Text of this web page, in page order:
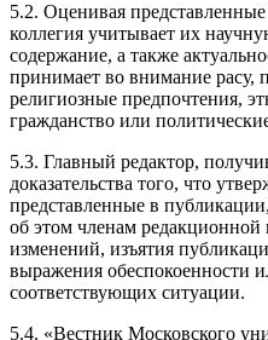
5.2. Оценивая
коллегия учитывает их
содержание, а также
принимает во внимание расу,
религиозные предпочтения,
гражданство или
5.3. Главный редактор,
доказательства того, что
представленные в
об этом членам редакционной
изменений, изъятия
выражения обеспокоенности
соответствующих ситуации.
5.4. «Вестник Московского